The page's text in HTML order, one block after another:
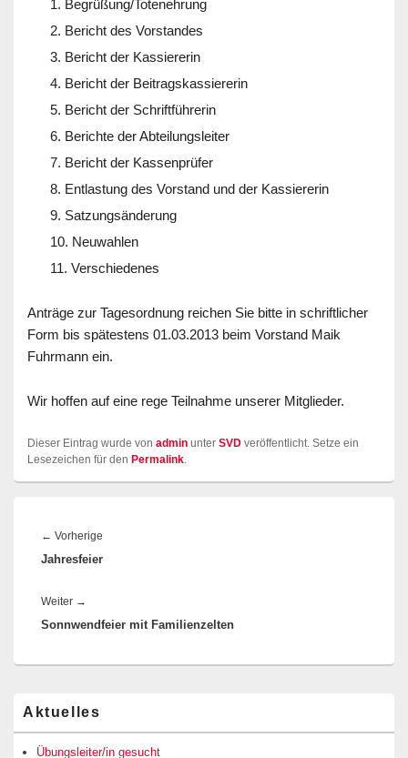
Begrüßung/Totenehrung
Bericht des Vorstandes
Bericht der Kassiererin
Bericht der Beitragskassiererin
Bericht der Schriftführerin
Berichte der Abteilungsleiter
Bericht der Kassenprüfer
Entlastung des Vorstand und der Kassiererin
Satzungsänderung
Neuwahlen
Verschiedenes
Anträge zur Tagesordnung reichen Sie bitte in schriftlicher
Form bis spätestens 01.03.2013 beim Vorstand Maik
Fuhrmann ein.
Wir hoffen auf eine rege Teilnahme unserer Mitglieder.
Dieser Eintrag wurde von admin unter SVD veröffentlicht. Setze ein
Lesezeichen für den Permalink
← Vorherige
Beitrag:
Jahresfeier
Weiter →
Beitrag:
Sonnwendfeier mit Familienzelten
Seitenleisten-
Widgetbereich
Aktuelles
Übungsleiter/in gesucht